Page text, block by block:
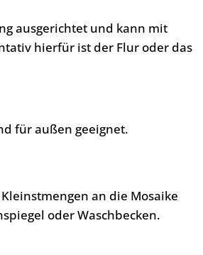
ausgerichtet und kann mit
hierfür ist der Flur oder das
für außen geeignet.
an die Mosaike
oder Waschbecken.